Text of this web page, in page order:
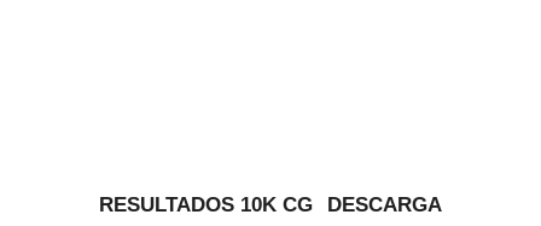
RESULTADOS 10K CG DESCARGA